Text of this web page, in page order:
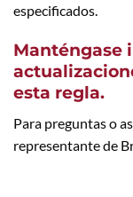
especificados.
Manténgase
esta regla.
Para preguntas o
representante de